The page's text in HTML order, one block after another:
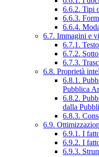
6.6.2. Tipi
6.6.3.
6.6.4.
6.7. Immagini e
6.7.1.
6.7.2.
6.7.3.
6.8. Proprietà
6.8.1.
Pubblica
6.8.2.
dalla
6.8.3.
6.9.
6.9.1. I
6.9.2. I
6.9.3.